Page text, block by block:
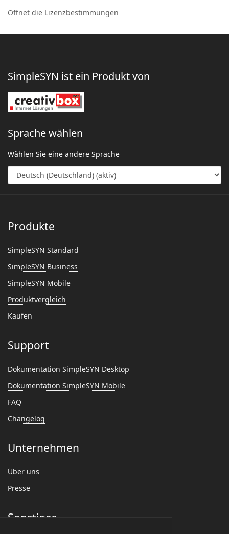
Öffnet die Lizenzbestimmungen
SimpleSYN ist ein Produkt von
Sprache wählen
Wählen Sie eine andere Sprache
Produkte
SimpleSYN Standard
SimpleSYN Business
SimpleSYN Mobile
Produktvergleich
Kaufen
Support
Dokumentation SimpleSYN Desktop
Dokumentation SimpleSYN Mobile
FAQ
Changelog
Unternehmen
Über uns
Presse
Sonstiges